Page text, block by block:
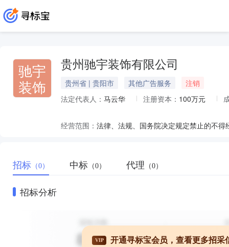
驰宇
装饰
贵州驰宇装饰有限公司
贵州省 | 贵阳市 其他广告服务
注销
法定代表人： 马云华 注册资本： 100万元
经营范围：
招标 （0） 中标 （0） 代理 （0）
招标分析
VIP 开通寻标宝会员，查看更多招采